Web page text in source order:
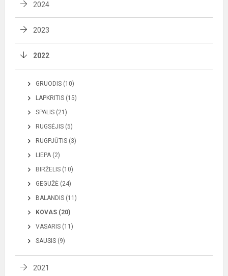
2024
2023
2022
GRUODIS (10)
LAPKRITIS (15)
SPALIS (21)
RUGSĖJIS (5)
RUGPJŪTIS (3)
LIEPA (2)
BIRŽELIS (10)
GEGUŽĖ (24)
BALANDIS (11)
KOVAS (20)
VASARIS (11)
SAUSIS (9)
2021